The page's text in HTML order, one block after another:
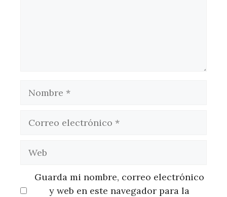
Guarda mi nombre, correo electrónico
y web en este navegador para la